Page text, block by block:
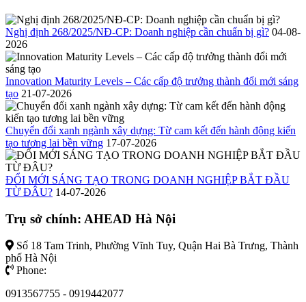
Nghị định 268/2025/NĐ-CP: Doanh nghiệp cần chuẩn bị gì? 04-08-
2026
Innovation Maturity Levels – Các cấp độ trưởng thành đổi mới sáng
tạo 21-07-2026
Chuyển đổi xanh ngành xây dựng: Từ cam kết đến hành động kiến
tạo tương lai bền vững 17-07-2026
ĐỔI MỚI SÁNG TẠO TRONG DOANH NGHIỆP BẮT ĐẦU
TỪ ĐÂU? 14-07-2026
Trụ sở chính: AHEAD Hà Nội
Số 18 Tam Trinh, Phường Vĩnh Tuy, Quận Hai Bà Trưng, Thành
phố Hà Nội
Phone:
0913567755 - 0919442077